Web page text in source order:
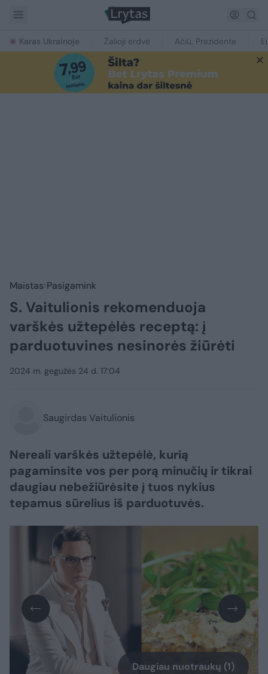
Karas Ukrainoje Žalioji erdvė Ačiū, Prezidente
Maistas Pasigamink
S. Vaitulionis rekomenduoja
varškės užtepėlės receptą: į
parduotuvines nesinorės žiūrėti
2024 m. gegužės 24 d. 17:04
Saugirdas Vaitulionis
Nereali varškės užtepėlė, kurią
pagaminsite vos per porą minučių ir tikrai
daugiau nebežiūrėsite į tuos nykius
tepamus sūrelius iš parduotuvės.
Daugiau nuotraukų (1)